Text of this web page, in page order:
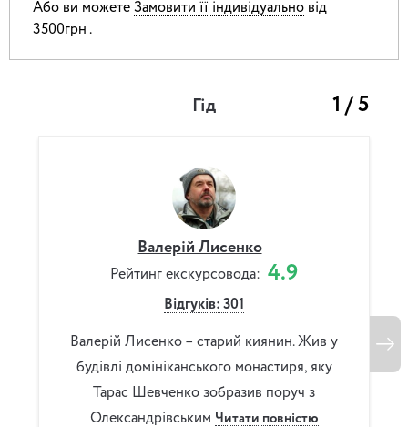
Або ви можете Замовити її індивідуально від
3500грн .
Гід
Валерій Лисенко
Рейтинг екскурсовода: 4.9
Відгуків: 301
Валерій Лисенко – старий киянин. Жив у
будівлі домініканського монастиря, яку
Тарас Шевченко зобразив поруч з
Олександрівським Читати повністю
хобі й
1 / 5